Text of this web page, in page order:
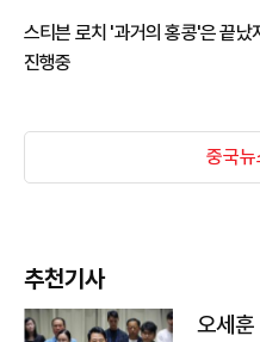
스티븐 로치 '과거의 홍콩'은 끝났
진행중
중국뉴
추천기사
오세